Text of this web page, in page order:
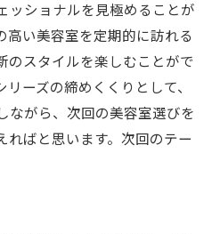
ッショナルを見極めることが
高い美容室を定期的に訪れる
のスタイルを楽しむことがで
ーズの締めくくりとして、
ながら、次回の美容室選びを
ればと思います。次回のテー